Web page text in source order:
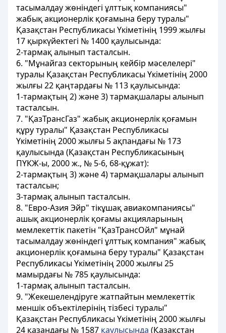
тасымалдау жөніндегі ұлттық компаниясы"
жабық акционерлік қоғамына беру туралы"
Қазақстан Республикасы Үкіметінiң 1999 жылғы
17 қыркүйектегi № 1400 қаулысында:
2-тармақ алынып тасталсын.
6. "Мұнайгаз секторының кейбір мәселелерi"
туралы Қазақстан Республикасы Үкіметінiң 2000
жылғы 22 қаңтардағы № 113 қаулысында:
1-тармақтың 2) және 3) тармақшалары алынып
тасталсын.
7. "ҚазТрансГаз" жабық акционерлік қоғамын
құру туралы" Қазақстан Республикасы
Үкіметінiң 2000 жылғы 5 ақпандағы № 173
қаулысында (Қазақстан Республикасының
ПҮКЖ-ы, 2000 ж., № 5-6, 68-құжат):
2-тармақтың 3) және 4) тармақшалары алынып
тасталсын;
3-тармақ алынып тасталсын.
8. "Евро-Азия Эйр" тiкұшақ авиакомпаниясы"
ашық акционерлік қоғамы акцияларының
мемлекеттік пакетiн "ҚазТрансОйл" мұнай
тасымалдау жөніндегі ұлттық компания" жабық
акционерлік қоғамына беру туралы" Қазақстан
Республикасы Үкіметінiң 2000 жылғы 25
мамырдағы № 785 қаулысында:
1-тармақ алынып тасталсын.
9. "Жекешелендiруге жатпайтын мемлекеттік
меншiк объектiлерiнiң тiзбесi туралы"
Қазақстан Республикасы Үкіметінiң 2000 жылғы
24 қазандағы № 1587 қаулысында (Қазақстан